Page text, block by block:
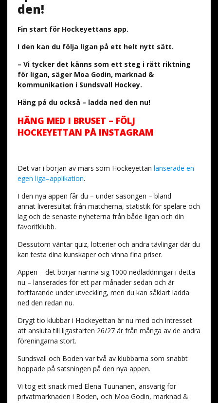
den!
Fin start för Hockeyettans app.
I den kan du följa ligan på ett helt nytt sätt.
– Vi tycker det känns som ett steg i rätt riktning
för ligan, säger Moa Godin, marknad &
kommunikation i Sundsvall Hockey.
Häng på du också – ladda ned den nu!
HÄNG MED I BRUSET – FÖLJ
HOCKEYETTAN PÅ INSTAGRAM
Det var i början av mars som Hockeyettan lanserade en
egen liga–applikation.
I den nya appen får du – under säsongen – bland
annat liveresultat från matcherna, statistik för spelare och
lag och de senaste nyheterna från både ligan och din
favoritklubb.
Dessutom väntar quiz, lotterier och andra tävlingar där du
kan testa dina kunskaper och vinna fina priser.
Appen – det börjar närma sig 1000 nedladdningar i detta
nu – lanserades för ett par månader sedan och är
fortfarande under utveckling, men du kan såklart ladda
ned den redan nu.
Drygt tio klubbar i Hockeyettan är nu med och intresset
att ansluta till ligastarten 26/27 är från många av de andra
föreningarna stort.
Sundsvall och Boden var två av klubbarna som snabbt
hoppade på satsningen på den nya appen.
Vi tog ett snack med Elena Tuunanen, ansvarig för
privatmarknaden i Boden, och Moa Godin, marknad &